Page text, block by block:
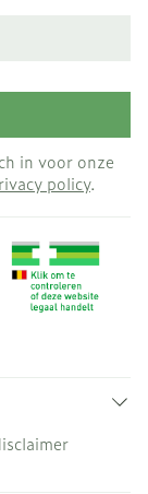
in voor onze
policy.